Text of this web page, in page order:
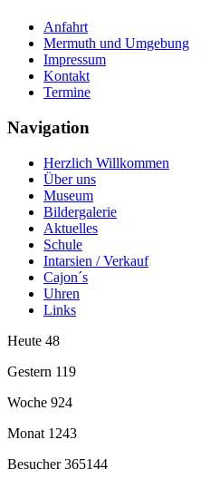
Anfahrt
Mermuth und Umgebung
Impressum
Kontakt
Termine
Navigation
Herzlich Willkommen
Über uns
Museum
Bildergalerie
Aktuelles
Schule
Intarsien / Verkauf
Cajon´s
Uhren
Links
Heute 48
Gestern 119
Woche 924
Monat 1243
Besucher365144